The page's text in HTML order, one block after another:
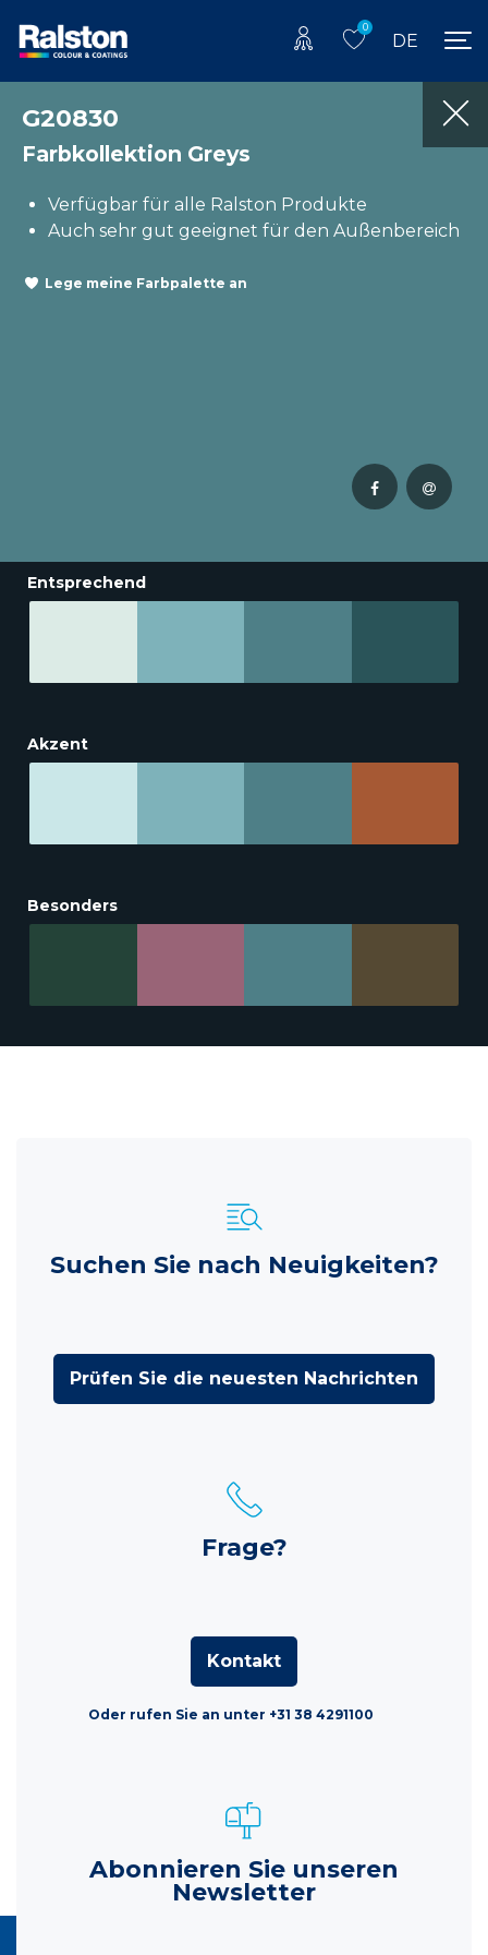
0
DE
G20830
Farbkollektion Greys
Verfügbar für alle Ralston Produkte
Auch sehr gut geeignet für den Außenbereich
Lege meine Farbpalette an
Entsprechend
Akzent
Besonders
Suchen Sie nach Neuigkeiten?
Prüfen Sie die neuesten Nachrichten
Frage?
Kontakt
Oder rufen Sie an unter +31 38 4291100
Abonnieren Sie unseren
Newsletter